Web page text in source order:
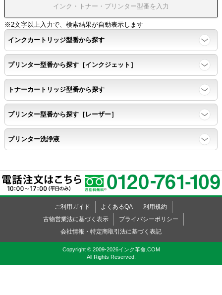
※2文字以上入力で、検索結果が自動表示します
インクカートリッジ型番から探す
プリンター型番から探す［インクジェット］
トナーカートリッジ型番から探す
プリンター型番から探す［レーザー］
プリンター洗浄液
ご利用ガイド よくあるQA
利用規約
古物営業法に基づく表示
プライバシーポリシー
会社情報・特定商取引法に基づく表記
Copyright © 2009-2026インク革命.COM
All Rights Reserved.